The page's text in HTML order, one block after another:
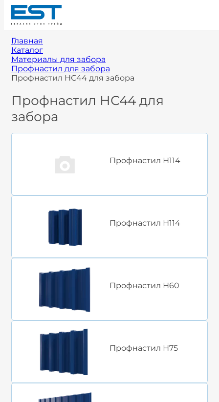
Главная
Каталог
Материалы для забора
Профнастил для забора
Профнастил НС44 для забора
Профнастил НС44 для
забора
Профнастил Н114
Профнастил Н114
Профнастил Н60
Профнастил Н75